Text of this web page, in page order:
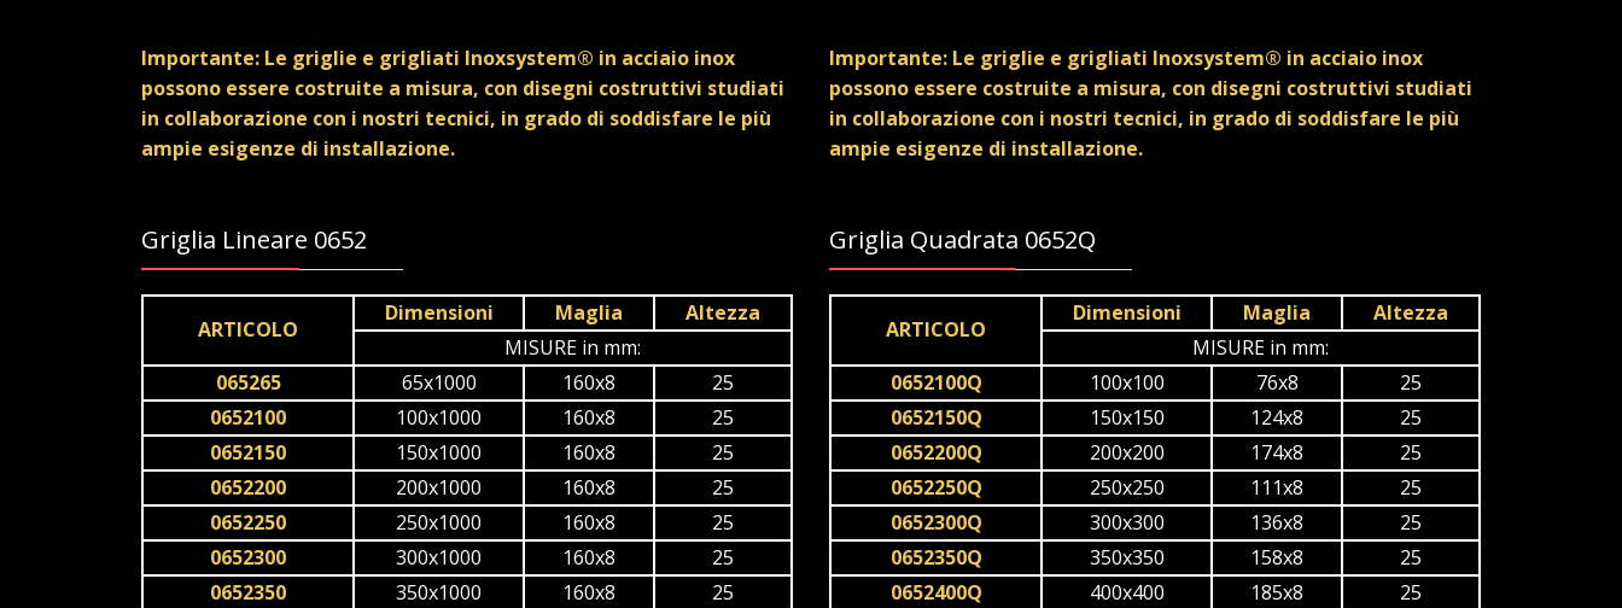
Importante: Le griglie e grigliati Inoxsystem® in acciaio inox
possono essere costruite a misura, con disegni costruttivi studiati
in collaborazione con i nostri tecnici, in grado di soddisfare le più
ampie esigenze di installazione.
Griglia Lineare 0652
ARTICOLO
Dimensioni Maglia
Altezza
MISURE in mm:
065265
65x1000 160x8
25
0652100
100x1000 160x8
25
0652150
150x1000 160x8
25
0652200
200x1000 160x8
25
0652250
250x1000 160x8
25
0652300
300x1000 160x8
25
0652350
350x1000 160x8
25
Importante: Le griglie e grigliati Inoxsystem® in acciaio inox
possono essere costruite a misura, con disegni costruttivi studiati
in collaborazione con i nostri tecnici, in grado di soddisfare le più
ampie esigenze di installazione.
Griglia Quadrata 0652Q
ARTICOLO
Dimensioni Maglia
Altezza
MISURE in mm:
0652100Q
100x100 76x8
25
0652150Q
150x150 124x8
25
0652200Q
200x200 174x8
25
0652250Q
250x250 111x8
25
0652300Q
300x300 136x8
25
0652350Q
350x350 158x8
25
0652400Q
400x400 185x8
25